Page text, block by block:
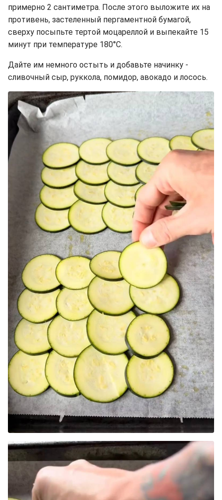
примерно 2 сантиметра. После этого выложите их на
противень, застеленный пергаментной бумагой,
сверху посыпьте тертой моцареллой и выпекайте 15
минут при температуре 180°C.
Дайте им немного остыть и добавьте начинку -
сливочный сыр, руккола, помидор, авокадо и лосось.